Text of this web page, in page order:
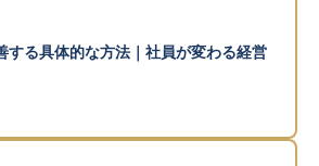
する具体的な方法｜社員が変わる経営